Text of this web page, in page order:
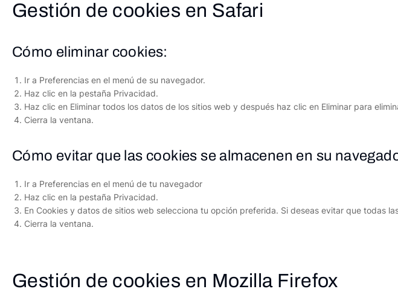
Gestión de cookies en Safari
Cómo eliminar cookies:
Ir a Preferencias en el menú de su navegador.
Haz clic en la pestaña Privacidad.
Haz clic en Eliminar todos los datos de los sitios web y después haz clic en Eliminar para
Cierra la ventana.
Cómo evitar que las cookies se almacenen en su
Ir a Preferencias en el menú de tu navegador
Haz clic en la pestaña Privacidad.
En Cookies y datos de sitios web selecciona tu opción preferida. Si deseas evitar que todas
Cierra la ventana.
Gestión de cookies en Mozilla Firefox